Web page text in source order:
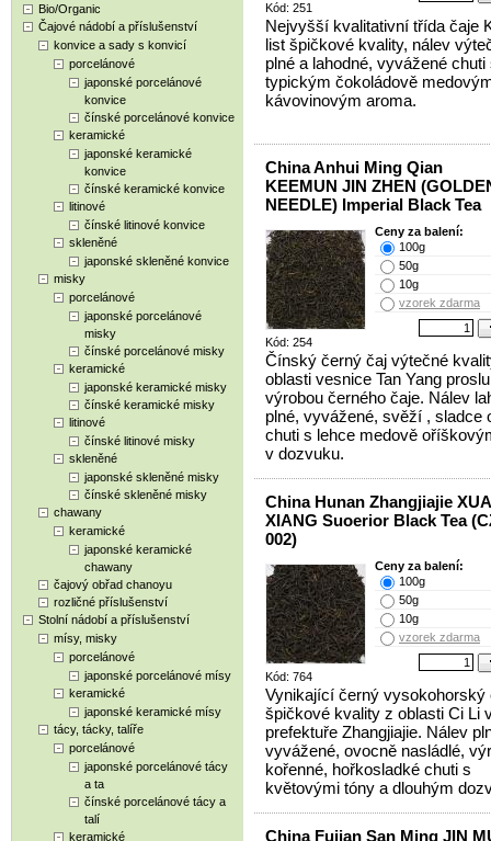
Bio/Organic
Čajové nádobí a příslušenství
konvice a sady s konvicí
porcelánové
japonské porcelánové
konvice
čínské porcelánové konvice
keramické
japonské keramické
konvice
čínské keramické konvice
litinové
čínské litinové konvice
skleněné
japonské skleněné konvice
misky
porcelánové
japonské porcelánové
misky
čínské porcelánové misky
keramické
japonské keramické misky
čínské keramické misky
litinové
čínské litinové misky
skleněné
japonské skleněné misky
čínské skleněné misky
chawany
keramické
japonské keramické
chawany
čajový obřad chanoyu
rozličné příslušenství
Stolní nádobí a příslušenství
mísy, misky
porcelánové
japonské porcelánové mísy
keramické
japonské keramické mísy
tácy, tácky, talíře
porcelánové
japonské porcelánové tácy
a ta
čínské porcelánové tácy a
talí
keramické
Kód: 251
Nejvyšší kvalitativní třída čaje
list špičkové kvality, nálev
plné a lahodné, vyvážené chuti
typickým čokoládově
kávovinovým aroma.
China Anhui Ming Qian
KEEMUN JIN ZHEN
NEEDLE) Imperial Black Tea
Kód: 254
Ceny za balení:
100g
50g
10g
vzorek zdarma
Čínský černý čaj výtečné
oblasti vesnice Tan Yang
výrobou černého čaje. Nálev
plné, vyvážené, svěží , sladce
chuti s lehce medově
v dozvuku.
China Hunan Zhangjiajie
XIANG Suoerior Black Tea
002)
Kód: 764
Ceny za balení:
100g
50g
10g
vzorek zdarma
Vynikající černý vysokohorský
špičkové kvality z oblasti Ci Li
prefektuře Zhangjiajie. Nálev
vyvážené, ovocně nasládlé,
kořenné, hořkosladké chuti s
květovými tóny a dlouhým
China Fujian San Ming JIN